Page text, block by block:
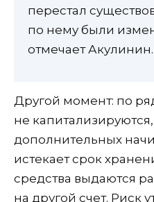
перестал
по нему были
отмечает Акулинин.
Другой момент: по
не капитализируются,
дополнительных
истекает срок
средства выдаются
на другой счет. Риск